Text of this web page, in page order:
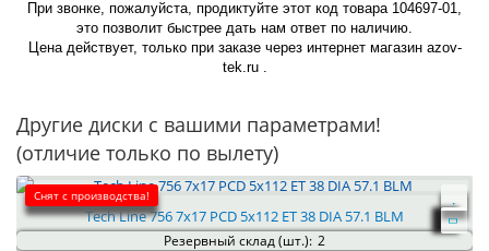
При звонке, пожалуйста, продиктуйте этот код товара 104697-01,
это позволит быстрее дать нам ответ по наличию.
Цена действует, только при заказе через интернет магазин azov-
tek.ru .
Другие диски с вашими параметрами!
(отличие только по вылету)
Снят с производства!
Tech Line 756 7x17 PCD 5x112 ET 38 DIA 57.1 BLM
Резервный склад (шт.): 2